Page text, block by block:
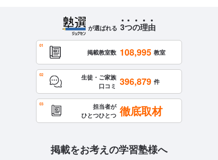
が選ばれる 3つの理由
掲載教室数 108,995 教室
生徒・ご家族
口コミ 396,879 件
担当者が
ひとつひとつ 徹底取材
掲載をお考えの学習塾様へ